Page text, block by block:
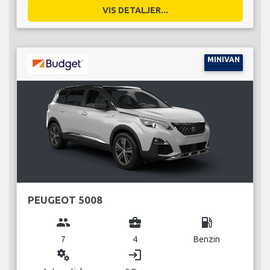
VIS DETALJER...
MINIVAN
PEUGEOT 5008
group
7
business_center
4
local_gas_station
Benzin
miscellaneous_services login